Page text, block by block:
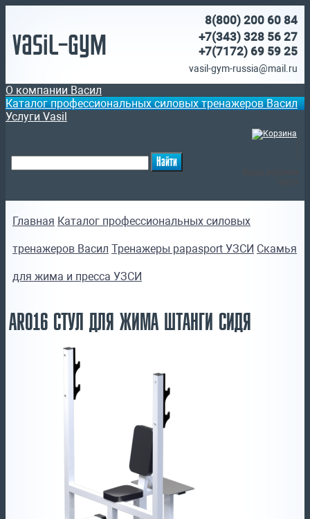
Vasil-Gym
8(800) 200 60 84
+7(343) 328 56 27
+7(7172) 69 59 25
vasil-gym-russia@mail.ru
О компании Васил
Каталог профессиональных силовых тренажеров Васил
Услуги Vasil
Главная Каталог профессиональных силовых
тренажеров Васил Тренажеры papasport УЗСИ Скамья
для жима и пресса УЗСИ
AR016 СТУЛ ДЛЯ ЖИМА ШТАНГИ СИДЯ